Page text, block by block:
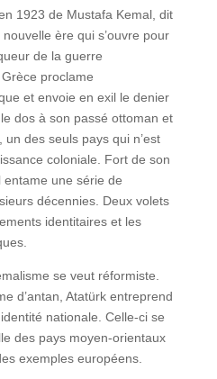
1923 de Mustafa Kemal, dit
ère qui s’ouvre pour
de la guerre
proclame
et envoie en exil le denier
dos à son passé ottoman et
des seuls pays qui n’est
coloniale. Fort de son
une série de
décennies. Deux volets
identitaires et les
se veut réformiste.
d’antan, Atatürk entreprend
nationale. Celle-ci se
des pays moyen-orientaux
exemples européens.